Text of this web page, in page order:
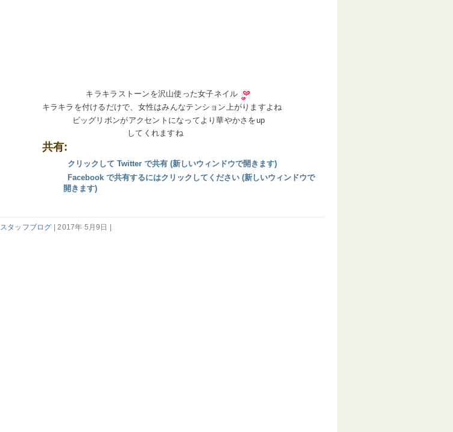
キラキラストーンを沢山使った女子ネイル
キラキラを付けるだけで、女性はみんなテンション上がりますよね
ビッグリボンがアクセントになってより華やかさをup
してくれますね
共有:
クリックして Twitter で共有 (新しいウィンドウで開きます)
Facebook で共有するにはクリックしてください (新しいウィンドウで
開きます)
スタッフブログ | 2017年 5月9日 |